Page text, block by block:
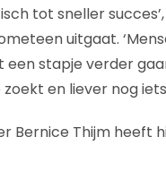
tot sneller
uitgaat.
een stapje verder
en liever nog
Bernice Thijm heeft